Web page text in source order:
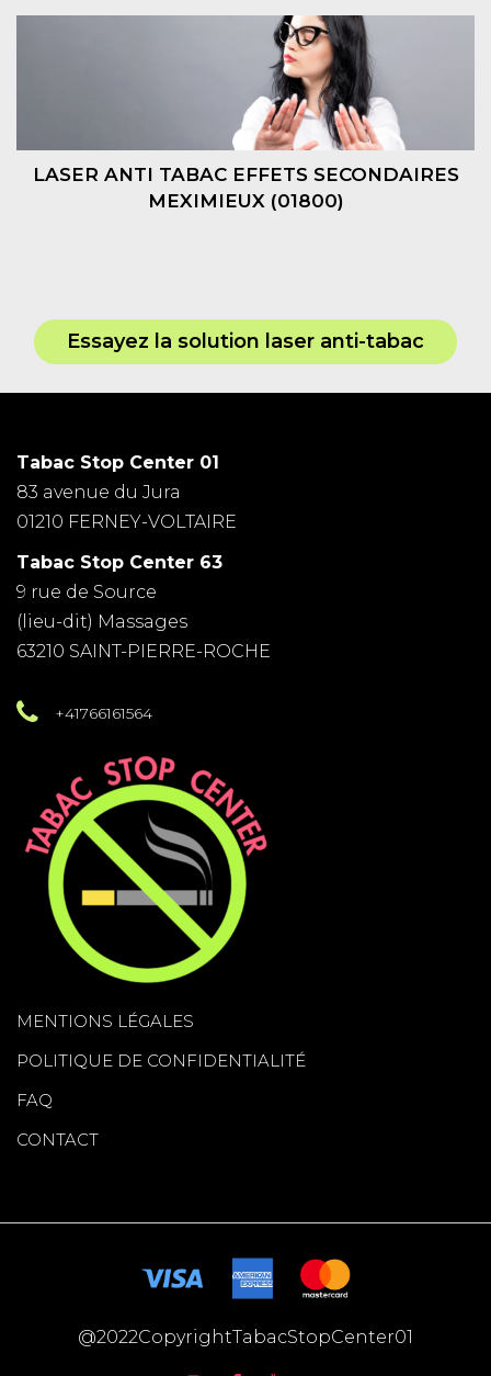
LASER ANTI TABAC EFFETS SECONDAIRES
MEXIMIEUX (01800)
Essayez la solution laser anti-tabac
Tabac Stop Center 01
83 avenue du Jura
01210 FERNEY-VOLTAIRE
Tabac Stop Center 63
9 rue de Source
(lieu-dit) Massages
63210 SAINT-PIERRE-ROCHE
+41766161564
MENTIONS LÉGALES
POLITIQUE DE CONFIDENTIALITÉ
FAQ
CONTACT
@2022CopyrightTabacStopCenter01